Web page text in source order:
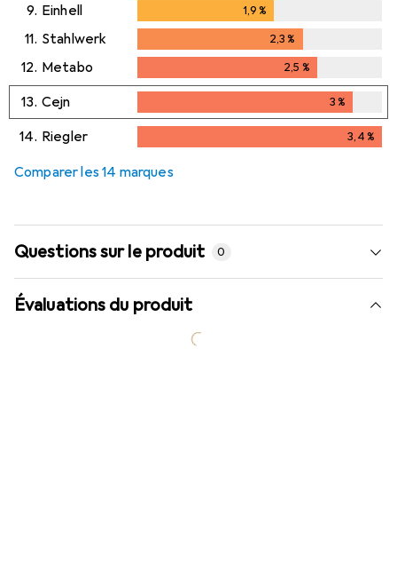
9. Einhell 1,9%
11. Stahlwerk 2,3%
12. Metabo 2,5 %
13. Cejn 3%
3%
14. Riegler 3,4%
Comparer les 14 marques
Questions sur le produit 0
Évaluations du produit